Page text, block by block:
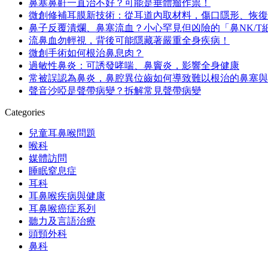
鼻塞鼻鼾一直治不好？可能是垂體瘤作祟！
微創修補耳膜新技術：從耳道內取材料，傷口隱形、恢
鼻子反覆潰爛、鼻塞流血？小心罕見但凶險的「鼻NK/T
流鼻血勿輕視，背後可能隱藏著嚴重全身疾病！
微創手術如何根治鼻息肉？
過敏性鼻炎：可誘發哮喘、鼻竇炎，影響全身健康
常被誤認為鼻炎，鼻腔異位齒如何導致難以根治的鼻塞
聲音沙啞是聲帶病變？拆解常見聲帶病變
Categories
兒童耳鼻喉問題
喉科
媒體訪問
睡眠窒息症
耳科
耳鼻喉疾病與健康
耳鼻喉癌症系列
聽力及言語治療
頭頸外科
鼻科